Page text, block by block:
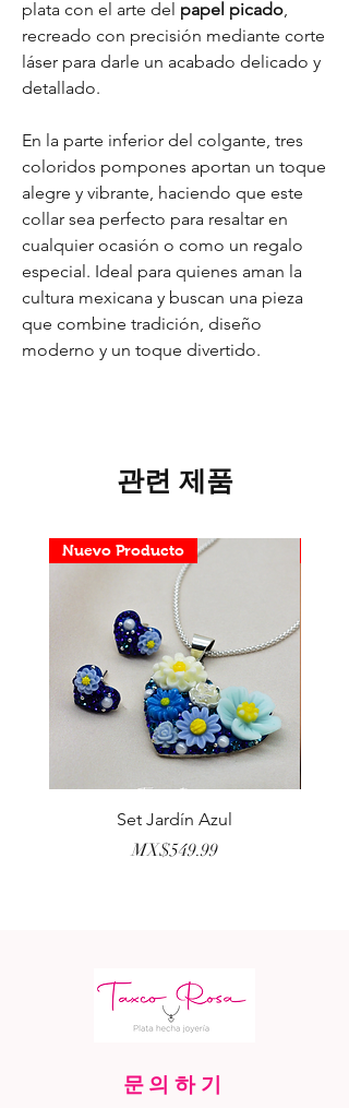
plata con el arte del papel picado
recreado con precisión mediante corte
láser para darle un acabado delicado y
detallado.
En la parte inferior del colgante, tres
coloridos pompones aportan un toque
alegre y vibrante, haciendo que este
collar sea perfecto para resaltar en
cualquier ocasión o como un regalo
especial. Ideal para quienes aman la
cultura mexicana y buscan una pieza
que combine tradición, diseño
moderno y un toque divertido.
관련 제품
Nuevo Producto
Set Jardín Azul
가격
MX$549.99
문의하기